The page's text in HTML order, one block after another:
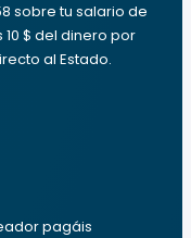
sobre tu salario de
10 $ del dinero por
al Estado.
pagáis